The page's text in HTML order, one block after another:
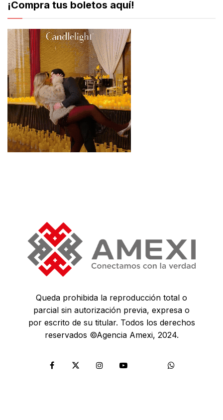
¡Compra tus boletos aquí!
Queda prohibida la reproducción total o
parcial sin autorización previa, expresa o
por escrito de su titular. Todos los derechos
reservados ©Agencia Amexi, 2024.